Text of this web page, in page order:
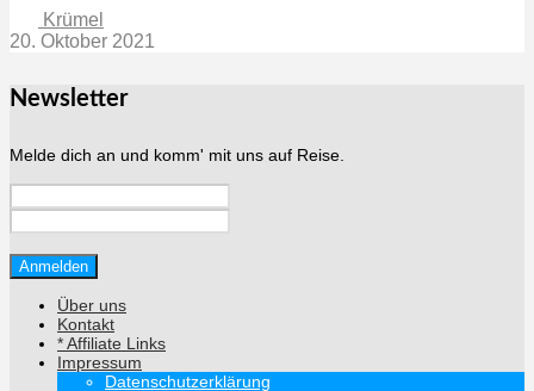
Krümel
20. Oktober 2021
Newsletter
Melde dich an und komm' mit uns auf Reise.
Über uns
Kontakt
* Affiliate Links
Impressum
Datenschutzerklärung